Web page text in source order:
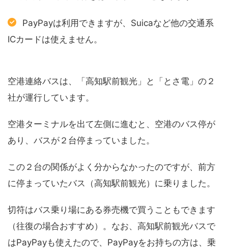
PayPayは利用できますが、Suicaなど他の交通系
ICカードは使えません。
空港連絡バスは、「高知駅前観光」と「とさ電」の２
社が運行しています。
空港ターミナルを出て左側に進むと、空港のバス停が
あり、バスが２台停まっていました。
この２台の関係がよく分からなかったのですが、前方
に停まっていたバス（高知駅前観光）に乗りました。
切符はバス乗り場にある券売機で買うこともできます
（往復の場合おすすめ）。なお、高知駅前観光バスで
はPayPayも使えたので、PayPayをお持ちの方は、乗